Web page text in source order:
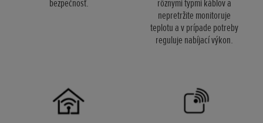
bezpečnosť.
rôznymi typmi káblov a
nepretržite monitoruje
teplotu a v prípade potreby
reguluje nabíjací výkon.